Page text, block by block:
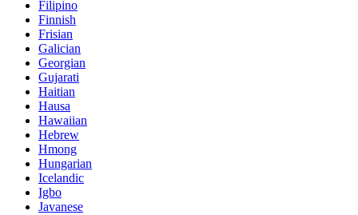
Filipino
Finnish
Frisian
Galician
Georgian
Gujarati
Haitian
Hausa
Hawaiian
Hebrew
Hmong
Hungarian
Icelandic
Igbo
Javanese